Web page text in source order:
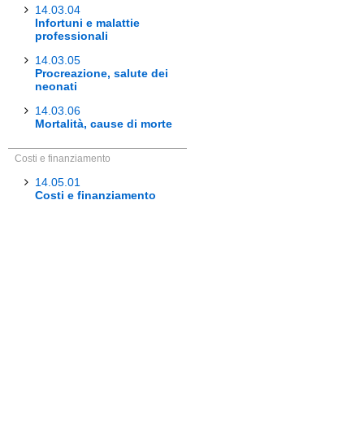
14.03.04
Infortuni e malattie
professionali
14.03.05
Procreazione, salute dei
neonati
14.03.06
Mortalità, cause di morte
Costi e finanziamento
14.05.01
Costi e finanziamento